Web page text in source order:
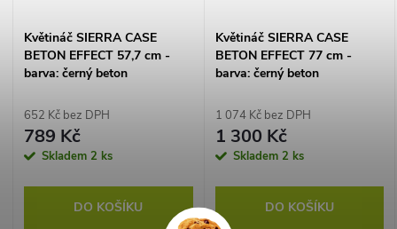
Květináč SIERRA CASE
BETON EFFECT 57,7 cm -
barva: černý beton
652 Kč bez DPH
789 Kč
Skladem 2 ks
DO KOŠÍKU
Květináč SIERRA CASE
BETON EFFECT 77 cm -
barva: černý beton
1 074 Kč bez DPH
1 300 Kč
Skladem 2 ks
DO KOŠÍKU